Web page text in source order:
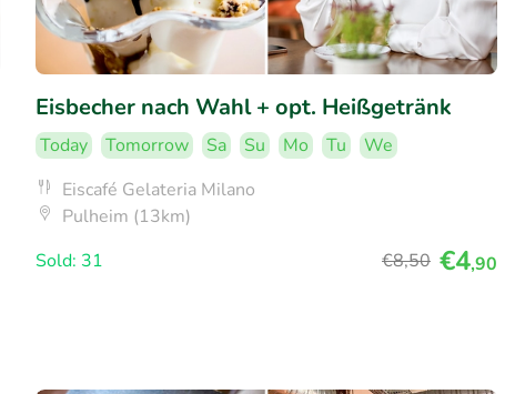
Eisbecher nach Wahl + opt. Heißgetränk
Today Tomorrow Sa Su Mo Tu
We
Eiscafé Gelateria Milano
Pulheim (13km)
Sold: 31
€8,50 €4,90